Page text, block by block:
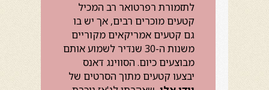
לתזמורת רפרטואר רב המכיל
קטעים מוכרים רבים, אך יש בו
גם קטעים אמריקאים מקוריים
משנות ה-30 שנדיר לשמוע אותם
מבוצעים כיום. הסווינג דאנס
יבצעו קטעים מתוך הסרטים של